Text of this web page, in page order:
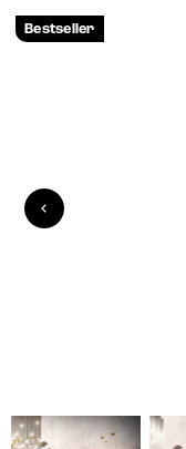
Bestseller